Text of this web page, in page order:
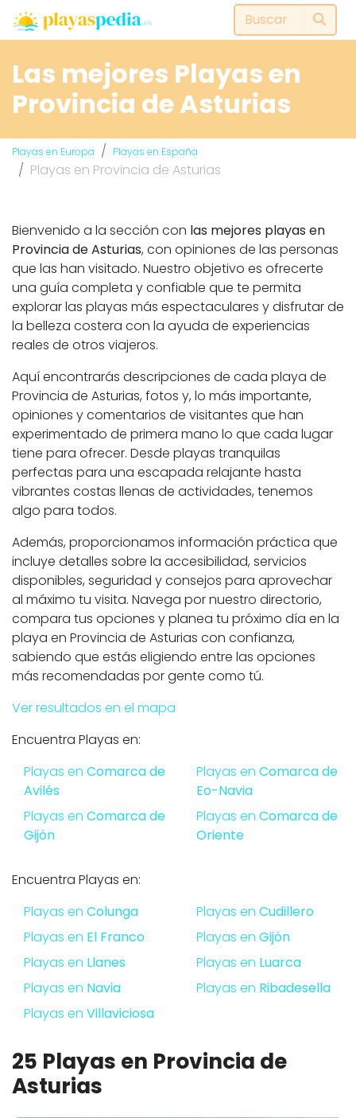
Las mejores Playas en
Provincia de Asturias
Playas en Europa Playas en España
Playas en Provincia de Asturias
Bienvenido a la sección con las mejores playas en
Provincia de Asturias, con opiniones de las personas
que las han visitado. Nuestro objetivo es ofrecerte
una guía completa y confiable que te permita
explorar las playas más espectaculares y disfrutar de
la belleza costera con la ayuda de experiencias
reales de otros viajeros.
Aquí encontrarás descripciones de cada playa de
Provincia de Asturias, fotos y, lo más importante,
opiniones y comentarios de visitantes que han
experimentado de primera mano lo que cada lugar
tiene para ofrecer. Desde playas tranquilas
perfectas para una escapada relajante hasta
vibrantes costas llenas de actividades, tenemos
algo para todos.
Además, proporcionamos información práctica que
incluye detalles sobre la accesibilidad, servicios
disponibles, seguridad y consejos para aprovechar
al máximo tu visita. Navega por nuestro directorio,
compara tus opciones y planea tu próximo día en la
playa en Provincia de Asturias con confianza,
sabiendo que estás eligiendo entre las opciones
más recomendadas por gente como tú.
Ver resultados en el mapa
Encuentra Playas en:
Playas en Comarca de
Avilés
Playas en Comarca de
Eo-Navia
Playas en Comarca de
Gijón
Playas en Comarca de
Oriente
Encuentra Playas en:
Playas en Colunga Playas en Cudillero
Playas en El Franco Playas en Gijón
Playas en Llanes Playas en Luarca
Playas en Navia Playas en Ribadesella
Playas en Villaviciosa
25 Playas en Provincia de
Asturias